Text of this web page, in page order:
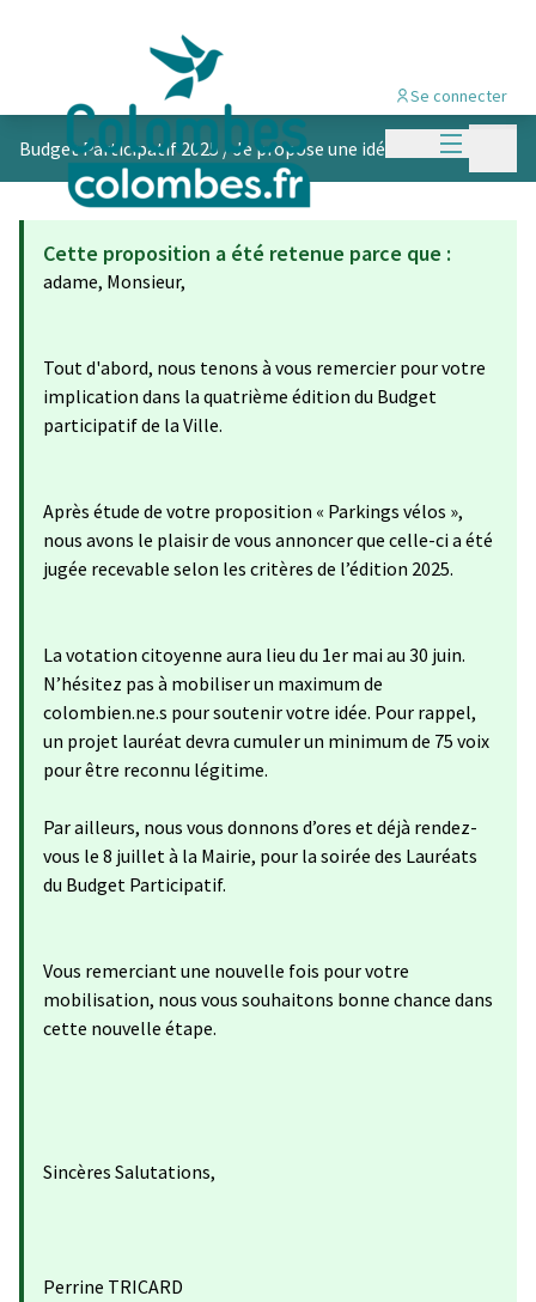
Menu
Se connecter
Budget Participatif 2025 /Je propose une idée
Cette proposition a été retenue parce que :
adame, Monsieur,
Tout d'abord, nous tenons à vous remercier pour votre
implication dans la quatrième édition du Budget
participatif de la Ville.
Après étude de votre proposition « Parkings vélos »,
nous avons le plaisir de vous annoncer que celle-ci a été
jugée recevable selon les critères de l’édition 2025.
La votation citoyenne aura lieu du 1er mai au 30 juin.
N’hésitez pas à mobiliser un maximum de
colombien.ne.s pour soutenir votre idée. Pour rappel,
un projet lauréat devra cumuler un minimum de 75 voix
pour être reconnu légitime.
Par ailleurs, nous vous donnons d’ores et déjà rendez-
vous le 8 juillet à la Mairie, pour la soirée des Lauréats
du Budget Participatif.
Vous remerciant une nouvelle fois pour votre
mobilisation, nous vous souhaitons bonne chance dans
cette nouvelle étape.
Sincères Salutations,
Perrine TRICARD